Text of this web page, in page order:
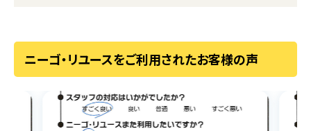
ニーゴ・リユースをご利用されたお客様の声